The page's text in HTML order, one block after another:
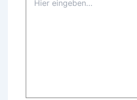
eingeben…